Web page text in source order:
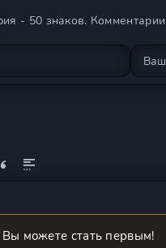
- 50 знаков.
можете стать первым!